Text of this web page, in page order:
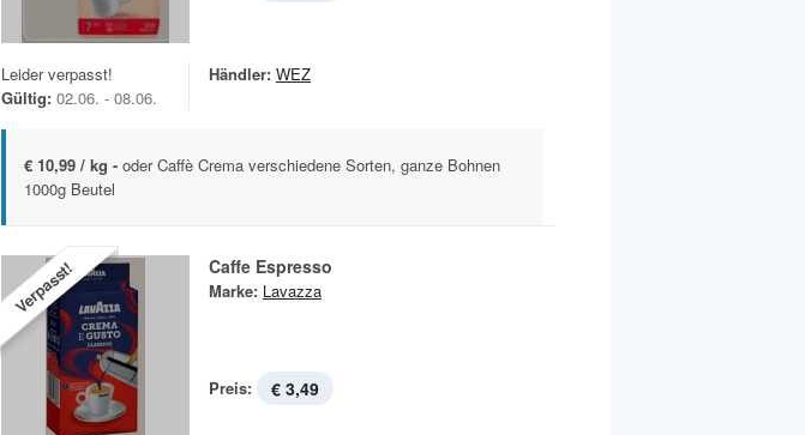
Leider verpasst!
Gültig: 02.06. - 08.06.
Händler: WEZ
€ 10,99 / kg - oder Caffè Crema verschiedene Sorten, ganze Bohnen
1000g Beutel
Verpasst! Caffe Espresso
Marke: Lavazza
Preis: € 3,49